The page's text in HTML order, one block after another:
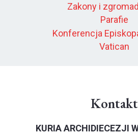
Zakony i
Parafie
Konferencja
Vatican
Kontakt
KURIA ARCHIDIECEZJI